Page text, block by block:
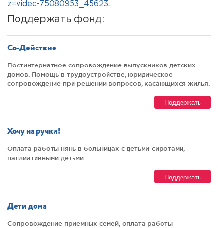
z=video-75080953_45623..
Поддержать фонд:
Со-Действие
Постинтернатное сопровождение выпускников детских
домов. Помощь в трудоустройстве, юридическое
сопровождение при решении вопросов, касающихся жилья.
Поддержать
Хочу на ручки!
Оплата работы нянь в больницах с детьми-сиротами,
паллиативными детьми.
Поддержать
Дети дома
Сопровождение приемных семей, оплата работы